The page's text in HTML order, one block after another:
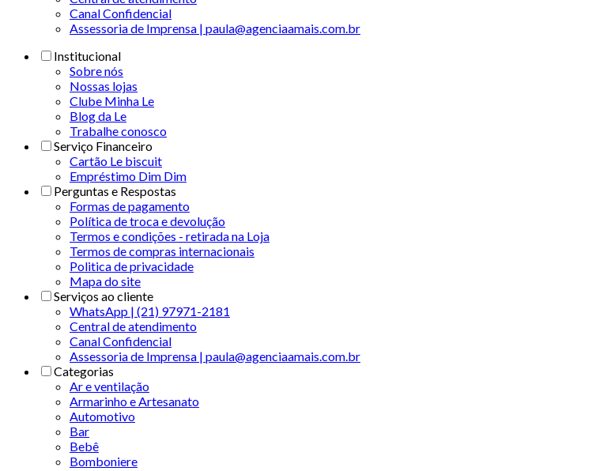
Canal Confidencial
Assessoria de Imprensa | paula@agenciaamais.com.br
Institucional
Sobre nós
Nossas lojas
Clube Minha Le
Blog da Le
Trabalhe conosco
Serviço Financeiro
Cartão Le biscuit
Empréstimo Dim Dim
Perguntas e Respostas
Formas de pagamento
Política de troca e devolução
Termos e condições - retirada na Loja
Termos de compras internacionais
Politica de privacidade
Mapa do site
Serviços ao cliente
WhatsApp | (21) 97971-2181
Central de atendimento
Canal Confidencial
Assessoria de Imprensa | paula@agenciaamais.com.br
Categorias
Ar e ventilação
Armarinho e Artesanato
Automotivo
Bar
Bebê
Bomboniere